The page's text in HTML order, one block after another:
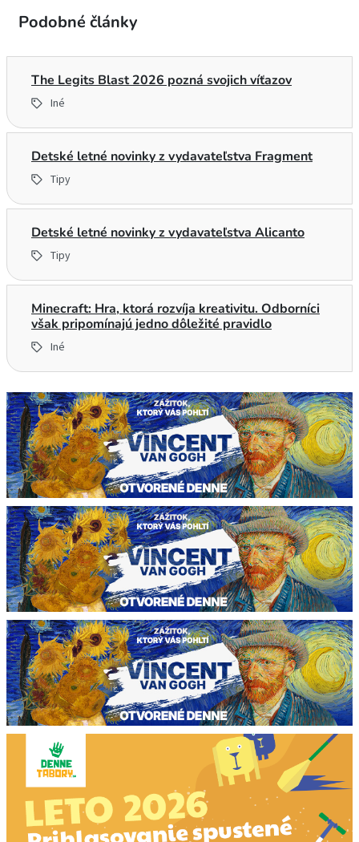
Podobné články
The Legits Blast 2026 pozná svojich víťazov
Iné
Detské letné novinky z vydavateľstva Fragment
Tipy
Detské letné novinky z vydavateľstva Alicanto
Tipy
Minecraft: Hra, ktorá rozvíja kreativitu. Odborníci
však pripomínajú jedno dôležité pravidlo
Iné